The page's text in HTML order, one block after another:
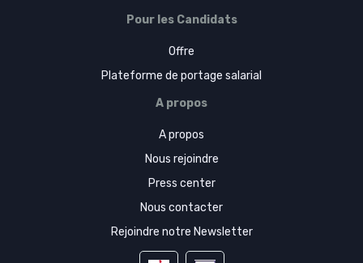
Pour les Candidats
Offre
Plateforme de portage salarial
A propos
A propos
Nous rejoindre
Press center
Nous contacter
Rejoindre notre Newsletter